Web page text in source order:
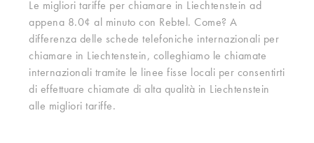
Le migliori tariffe per chiamare in Liechtenstein ad
appena 8.0¢ al minuto con Rebtel. Come? A
differenza delle schede telefoniche internazionali per
chiamare in Liechtenstein, colleghiamo le chiamate
internazionali tramite le linee fisse locali per consentirti
di effettuare chiamate di alta qualità in Liechtenstein
alle migliori tariffe.